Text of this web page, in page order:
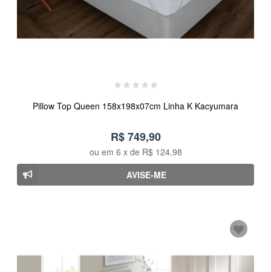
Pillow Top Queen 158x198x07cm Linha K Kacyumara
R$ 749,90
ou em 6 x de R$ 124,98
AVISE-ME